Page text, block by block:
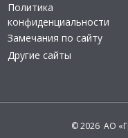
Политика
конфиденциальности
Замечания по сайту
Другие сайты
© 2026 АО